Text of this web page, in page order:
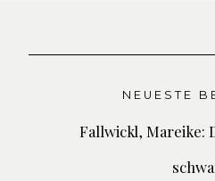
NEUESTE
Fallwickl, Mareike: